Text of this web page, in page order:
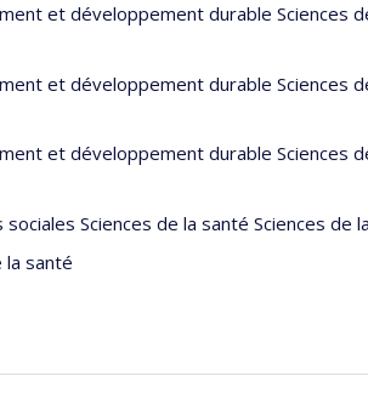
et développement durable Sciences
et développement durable Sciences
et développement durable Sciences
Sciences de la santé Sciences de
la santé